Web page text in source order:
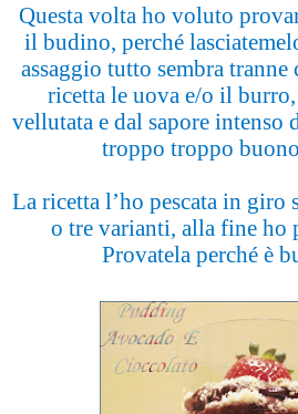
Questa volta ho voluto
il budino, perché
assaggio tutto sembra
ricetta le uova e/o il
vellutata e dal sapore intenso
troppo troppo
La ricetta l’ho pescata in giro
o tre varianti, alla fine ho
Provatela perché è